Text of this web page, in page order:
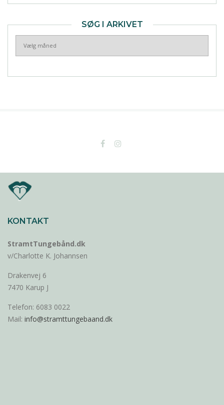
SØG I ARKIVET
KONTAKT
StramtTungebånd.dk
v/Charlotte K. Johannsen
Drakenvej 6
7470 Karup J
Telefon: 6083 0022
Mail: info@stramttungebaand.dk